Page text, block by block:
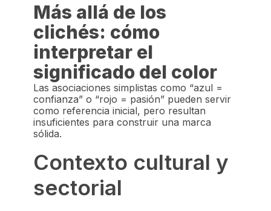
Más allá de los
clichés: cómo
interpretar el
significado del color
Las asociaciones simplistas como “azul =
confianza” o “rojo = pasión” pueden servir
como referencia inicial, pero resultan
insuficientes para construir una marca
sólida.
Contexto cultural y
sectorial